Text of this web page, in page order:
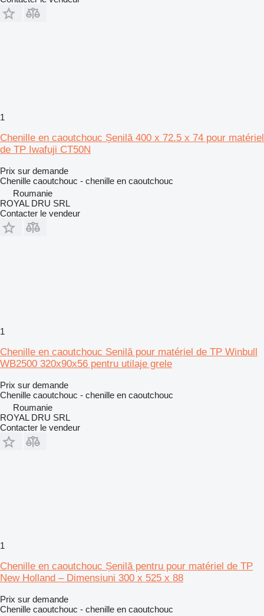
1
Chenille en caoutchouc Șenilă 400 x 72.5 x 74 pour matériel
de TP Iwafuji CT50N
Prix sur demande
Chenille caoutchouc - chenille en caoutchouc
Roumanie
ROYAL DRU SRL
Contacter le vendeur
1
Chenille en caoutchouc Senilă pour matériel de TP Winbull
WB2500 320x90x56 pentru utilaje grele
Prix sur demande
Chenille caoutchouc - chenille en caoutchouc
Roumanie
ROYAL DRU SRL
Contacter le vendeur
1
Chenille en caoutchouc Șenilă pentru pour matériel de TP
New Holland – Dimensiuni 300 x 525 x 88
Prix sur demande
Chenille caoutchouc - chenille en caoutchouc